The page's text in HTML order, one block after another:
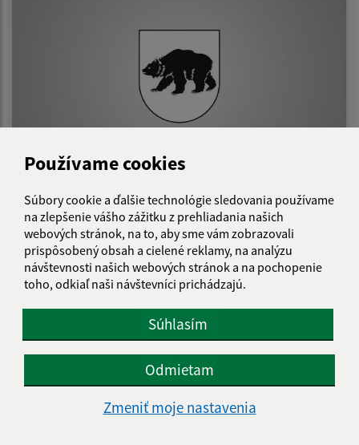
Používame cookies
Súbory cookie a ďalšie technológie sledovania používame
na zlepšenie vášho zážitku z prehliadania našich
webových stránok, na to, aby sme vám zobrazovali
prispôsobený obsah a cielené reklamy, na analýzu
návštevnosti našich webových stránok a na pochopenie
toho, odkiaľ naši návštevníci prichádzajú.
Súhlasím
Odmietam
Zmeniť moje nastavenia
Vianočné trhy a Mikuláš 2022